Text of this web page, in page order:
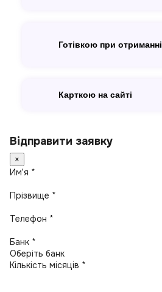
Готівкою при отриманні
Карткою на сайті
Відправити заявку
×
Имʼя *
Прізвище *
Телефон *
Банк *
Кількість місяців *